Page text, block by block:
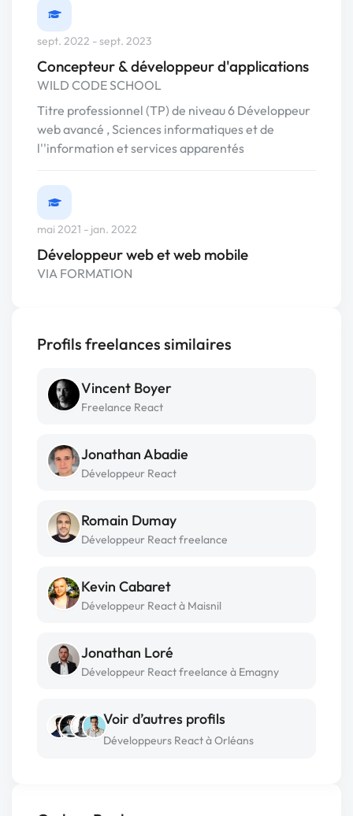
sept. 2022 - sept. 2023
Concepteur & développeur d'applications
WILD CODE SCHOOL
Titre professionnel (TP) de niveau 6 Développeur
web avancé , Sciences informatiques et de
l''information et services apparentés
mai 2021 - jan. 2022
Développeur web et web mobile
VIA FORMATION
Profils freelances similaires
Vincent Boyer
Freelance React
Jonathan Abadie
Développeur React
Romain Dumay
Développeur React freelance
Kevin Cabaret
Développeur React à Maisnil
Jonathan Loré
Développeur React freelance à Emagny
Voir d’autres profils
Développeurs React à Orléans